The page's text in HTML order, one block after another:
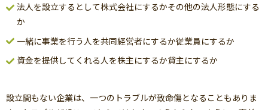
法人を設立するとして株式会社にするかその他の法人形態にする
か
一緒に事業を行う人を共同経営者にするか従業員にするか
資金を提供してくれる人を株主にするか貸主にするか
設立間もない企業は、一つのトラブルが致命傷となることもありま